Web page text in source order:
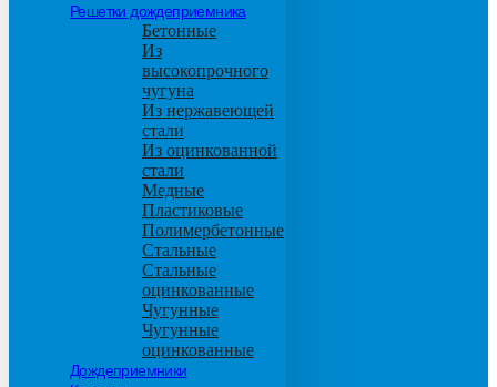
Решетки дождеприемника
Бетонные
Из
высокопрочного
чугуна
Из нержавеющей
стали
Из оцинкованной
стали
Медные
Пластиковые
Полимербетонные
Стальные
Стальные
оцинкованные
Чугунные
Чугунные
оцинкованные
Дождеприемники